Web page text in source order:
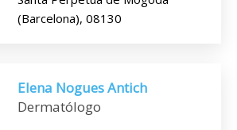
(Barcelona), 08130
Elena Nogues Antich
Dermatólogo